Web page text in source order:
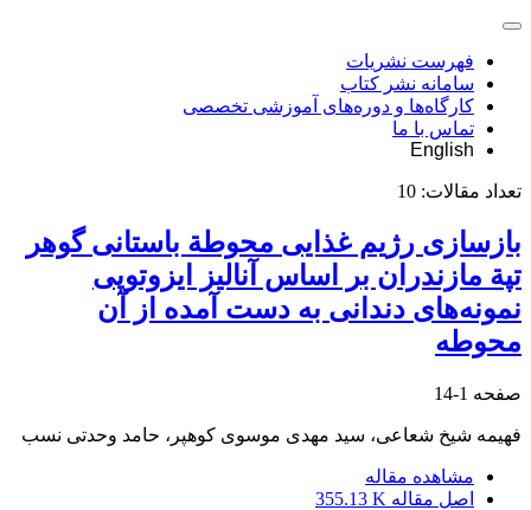
فهرست نشریات
سامانه نشر کتاب
کارگاه‌ها و دوره‌های آموزشی تخصصی
تماس با ما
English
تعداد مقالات: 10
بازسازی رژیم غذایی محوطة باستانی گوهر
تپة مازندران بر اساس آنالیز ایزوتوپی
نمونه‌های دندانی به دست آمده از آن
محوطه
صفحه 1-14
فهیمه شیخ شعاعی، سید مهدی موسوی کوهپر، حامد وحدتی نسب
مشاهده مقاله
اصل مقاله 355.13 K